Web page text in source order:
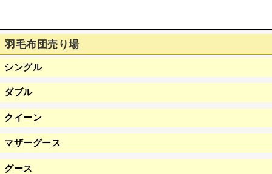
羽毛布団売り場
シングル
ダブル
クイーン
マザーグース
グース